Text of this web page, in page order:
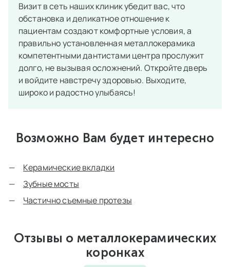
Визит в сеть наших клиник убедит вас, что
обстановка и деликатное отношение к
пациентам создают комфортные условия, а
правильно установленная металлокерамика
компетентными дантистами центра прослужит
долго, не вызывая осложнений. Откройте дверь
и войдите навстречу здоровью. Выходите,
широко и радостно улыбаясь!
Возможно Вам будет интересно
Керамические вкладки
Зубные мосты
Частично съемные протезы
Отзывы о металлокерамических
коронках